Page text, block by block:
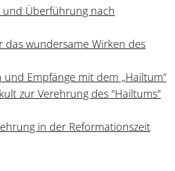
und Überführung nach
das wundersame Wirken des
und Empfänge mit dem „Hailtum“
zur Verehrung des "Hailtums"
in der Reformationszeit